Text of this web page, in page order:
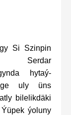
Si Szinpin
Serdar
hytaý-
uly üns
bilelikdäki
ýoluny